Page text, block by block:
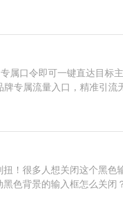
口令即可一键直达目标
专属流量入口，精准引
！很多人想关闭这个黑
色背景的输入框怎么关